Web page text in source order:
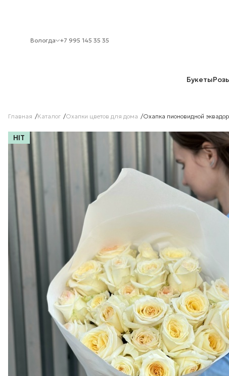
Вологда +7 995 145 35 35
Букеты
Главная Каталог Охапки цветов для дома Охапка пионовидной
HIT